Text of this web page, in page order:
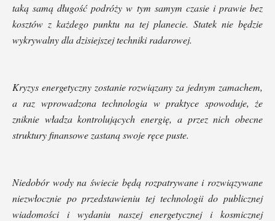
taką samą długość podróży w tym samym czasie i prawie bez
kosztów z każdego punktu na tej planecie. Statek nie będzie
wykrywalny dla dzisiejszej techniki radarowej.
Kryzys energetyczny zostanie rozwiązany za jednym zamachem,
a raz wprowadzona technologia w praktyce spowoduje, że
zniknie władza kontrolujących energię, a przez nich obecne
struktury finansowe zastaną swoje ręce puste.
Niedobór wody na świecie będą rozpatrywane i rozwiązywane
niezwłocznie po przedstawieniu tej technologii do publicznej
wiadomości i wydaniu naszej energetycznej i kosmicznej